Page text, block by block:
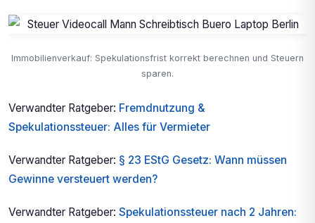
Immobilienverkauf: Spekulationsfrist korrekt berechnen und Steuern
sparen.
Verwandter Ratgeber: Fremdnutzung &
Spekulationssteuer: Alles für Vermieter
Verwandter Ratgeber: § 23 EStG Gesetz: Wann müssen
Gewinne versteuert werden?
Verwandter Ratgeber: Spekulationssteuer nach 2 Jahren: